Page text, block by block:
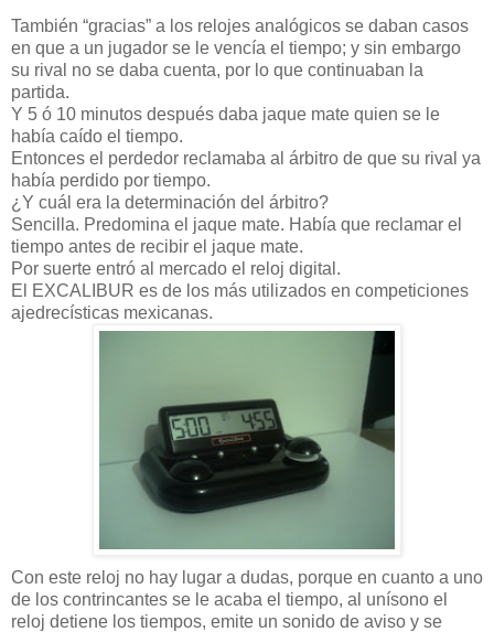
También “gracias” a los relojes analógicos se daban casos
en que a un jugador se le vencía el tiempo; y sin embargo
su rival no se daba cuenta, por lo que continuaban la
partida.
Y 5 ó 10 minutos después daba jaque mate quien se le
había caído el tiempo.
Entonces el perdedor reclamaba al árbitro de que su rival ya
había perdido por tiempo.
¿Y cuál era la determinación del árbitro?
Sencilla. Predomina el jaque mate. Había que reclamar el
tiempo antes de recibir el jaque mate.
Por suerte entró al mercado el reloj digital.
El EXCALIBUR es de los más utilizados en competiciones
ajedrecísticas mexicanas.
Con este reloj no hay lugar a dudas, porque en cuanto a uno
de los contrincantes se le acaba el tiempo, al unísono el
reloj detiene los tiempos, emite un sonido de aviso y se